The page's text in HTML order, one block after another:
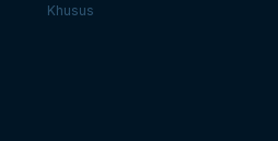
Khusus